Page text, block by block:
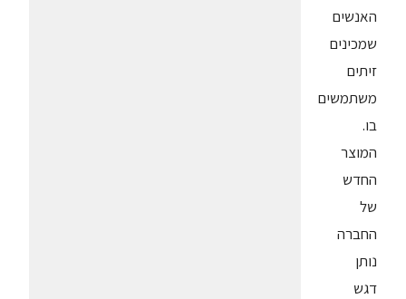
האנשים
שמכינים
זיתים
משתמשים
בו.
המוצר
החדש
של
החברה
נותן
דגש